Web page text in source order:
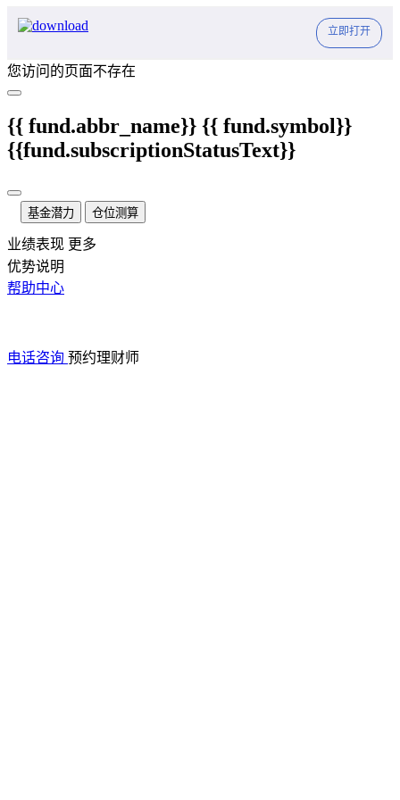
立即打开
您访问的页面不存在
{{ fund.abbr_name}} {{ fund.symbol}}
{{fund.subscriptionStatusText}}
基金潜力 仓位测算
业绩表现 更多
优势说明
帮助中心
电话咨询 预约理财师